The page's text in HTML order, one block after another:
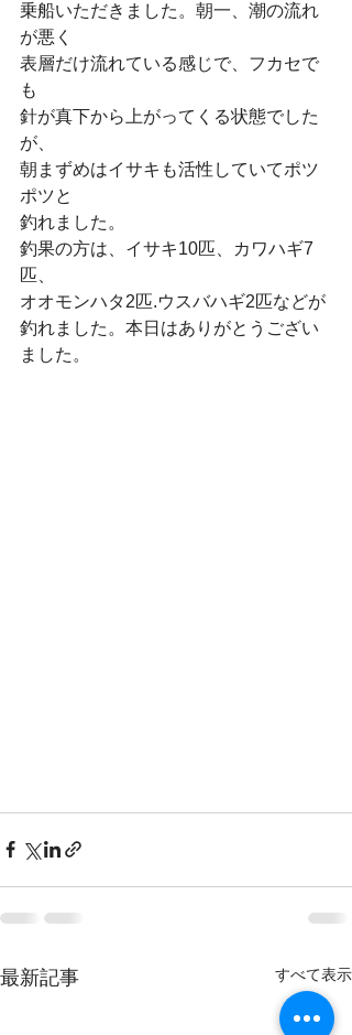
乗船いただきました。朝一、潮の流れ
が悪く
表層だけ流れている感じで、フカセで
も
針が真下から上がってくる状態でした
が、
朝まずめはイサキも活性していてポツ
ポツと
釣れました。
釣果の方は、イサキ10匹、カワハギ7
匹、
オオモンハタ2匹.ウスバハギ2匹などが
釣れました。本日はありがとうござい
ました。
最新記事 すべて表示